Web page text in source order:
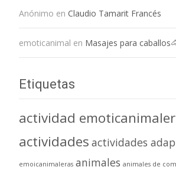
Anónimo en Claudio Tamarit Francés
emoticanimal en Masajes para
Etiquetas
actividad
actividades actividades
emoicanimaleras animales animales de